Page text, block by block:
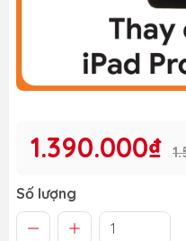
1.390.000₫
Số lượng